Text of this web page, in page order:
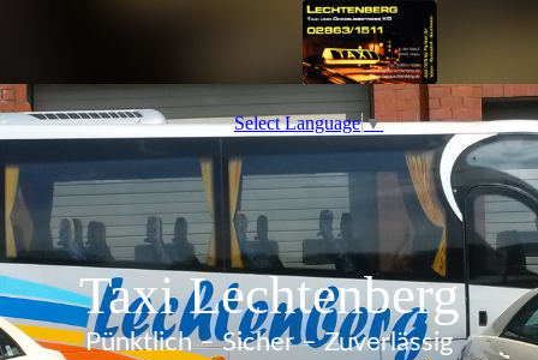
Taxi Lechtenberg
Pünktlich – Sicher – Zuverlässig
Select Language▼